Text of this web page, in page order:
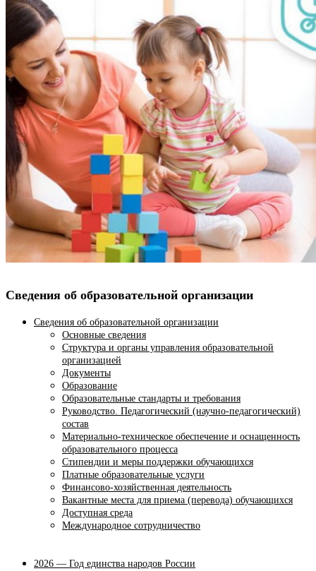
Сведения об образовательной организации
Сведения об образовательной организации
Основные сведения
Структура и органы управления образовательной
организацией
Документы
Образование
Образовательные стандарты и требования
Руководство. Педагогический (научно-педагогический)
состав
Материально-техническое обеспечение и оснащенность
образовательного процесса
Стипендии и меры поддержки обучающихся
Платные образовательные услуги
Финансово-хозяйственная деятельность
Вакантные места для приема (перевода) обучающихся
Доступная среда
Международное сотрудничество
2026 — Год единства народов России